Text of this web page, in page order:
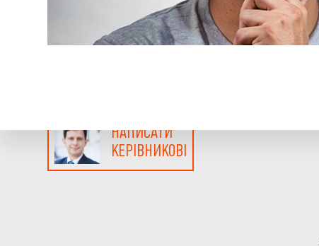
НАПИСАТИ
КЕРІВНИКОВІ